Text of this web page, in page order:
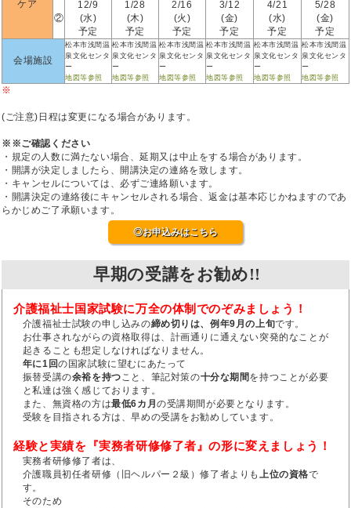
ケア
②
12/9
(水)
予定
1/28
(木)
予定
2/16
(火)
予定
3/12
(金)
予定
4/21
(水)
予定
5/28
(金)
予定
会場施設
松本市浅間温
泉文化センタ
ー
地図等参照
松本市浅間温
泉文化センタ
ー
地図等参照
松本市浅間温
泉文化センタ
ー
地図等参照
松本市浅間温
泉文化センタ
ー
地図等参照
松本市浅間温
泉文化センタ
ー
地図等参照
松本市浅間温
泉文化センタ
ー
地図等参照
※
(ご注意)日程は変更になる場合があります。
※※ご確認ください
・規定の人数に満たない場合、延期又は中止をする場合があります。
・開講が決定しましたら、開講決定の連絡を致します。
・キャンセルについては、必ずご連絡願います。
・開講決定の連絡後にキャンセルされる場合、返金は基本応じかねますのであ
らかじめご了承願います。
◎お申込みはこちら
早期の受講をお勧め!!
介護福祉士国家試験に万全の体制でのぞみましょう！
介護福祉士試験の申し込みの締め切りは、例年9月の上旬です。
お仕事されながらの資格取得は、計画通りに通えない突発的なことが
起きることも想定しなければなりません。
年に1回の国家試験に望むにあたって
振替受講の余裕を持つこと、筆記対策の十分な期間を持つことが必要
と私達は強く感じております。
また、無資格の方は最低6カ月の受講期間が必要となります。
受験を目指される方は、早めの受講をお勧めしています。
経験と実績を『実務者研修修了者』の形に変えましょう！
実務者研修修了者は、
介護職員初任者研修（旧ヘルパー２級）修了者よりも上位の資格で
す。
そのため